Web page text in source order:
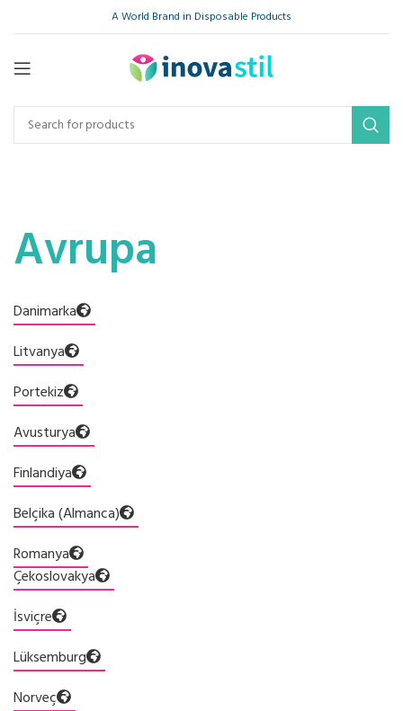
A World Brand in Disposable Products
Avrupa
Danimarka
Litvanya
Portekiz
Avusturya
Finlandiya
Belçika (Almanca)
Romanya
Çekoslovakya
İsviçre
Lüksemburg
Norveç